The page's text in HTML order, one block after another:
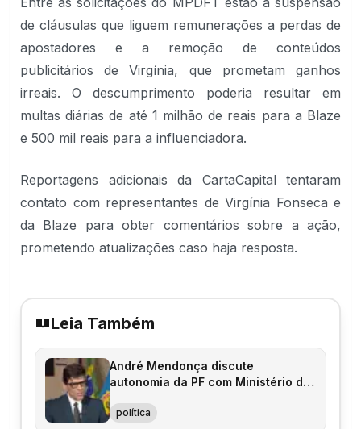
de cláusulas que liguem remunerações a perdas de
apostadores e a remoção de conteúdos
publicitários de Virgínia, que prometam ganhos
irreais. O descumprimento poderia resultar em
multas diárias de até 1 milhão de reais para a Blaze
e 500 mil reais para a influenciadora.
Reportagens adicionais da CartaCapital tentaram
contato com representantes de Virgínia Fonseca e
da Blaze para obter comentários sobre a ação,
prometendo atualizações caso haja resposta.
Leia Também
André Mendonça discute
autonomia da PF com Ministério da
política